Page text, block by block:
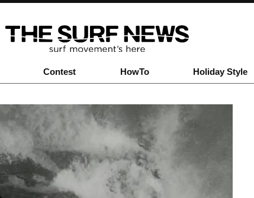
Contest HowTo Holiday Style